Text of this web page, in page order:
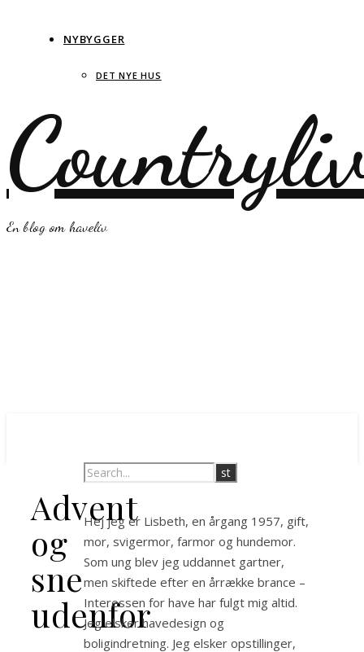
NYBYGGER
DET NYE HUS
En blog om haveliv
Advent
og
sne
udenfor
Hej jeg er Lisbeth, en årgang 1957, gift,
mor, svigermor, farmor og hundemor.
Som ung blev jeg uddannet gartner,
men skiftede efter en årrække brance –
Interessen for have har fulgt mig altid.
Jeg elsker havedesign og
boligindretning. Jeg elsker opstillinger,